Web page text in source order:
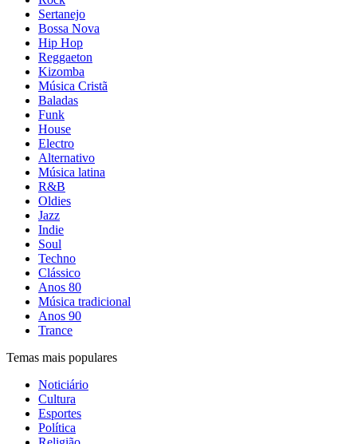
Sertanejo
Bossa Nova
Hip Hop
Reggaeton
Kizomba
Música Cristã
Baladas
Funk
House
Electro
Alternativo
Música latina
R&B
Oldies
Jazz
Indie
Soul
Techno
Clássico
Anos 80
Música tradicional
Anos 90
Trance
Temas mais populares
Noticiário
Cultura
Esportes
Política